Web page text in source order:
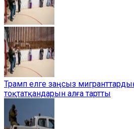
Трамп елге заңсыз
тоқтатқандарын алға тартты